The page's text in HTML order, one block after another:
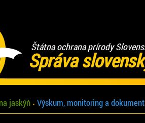
Štátna ochrana prírody
Správa
jaskýň Výskum, monitoring a